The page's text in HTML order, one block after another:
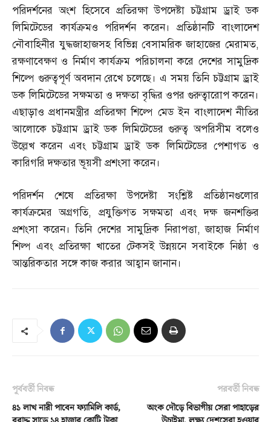
পরিদর্শনের অংশ হিসেবে প্রতিরক্ষা উপদেষ্টা চট্টগ্রাম ড্রাই ডক
লিমিটেডের কার্যক্রমও পরিদর্শন করেন। প্রতিষ্ঠানটি বাংলাদেশ
নৌবাহিনীর যুদ্ধজাহাজসহ বিভিন্ন বেসামরিক জাহাজের মেরামত,
রক্ষণাবেক্ষণ ও নির্মাণ কার্যক্রম পরিচালনা করে দেশের সামুদ্রিক
শিল্পে গুরুত্বপূর্ণ অবদান রেখে চলেছে। এ সময় তিনি চট্টগ্রাম ড্রাই
ডক লিমিটেডের সক্ষমতা ও দক্ষতা বৃদ্ধির ওপর গুরুত্বারোপ করেন।
এছাড়াও প্রধানমন্ত্রীর প্রতিরক্ষা শিল্পে মেড ইন বাংলাদেশ নীতির
আলোকে চট্টগ্রাম ড্রাই ডক লিমিটেডের গুরুত্ব অপরিসীম বলেও
উল্লেখ করেন এবং চট্টগ্রাম ড্রাই ডক লিমিটেডের পেশাগত ও
কারিগরি দক্ষতার ভূয়সী প্রশংসা করেন।
পরিদর্শন শেষে প্রতিরক্ষা উপদেষ্টা সংশ্লিষ্ট প্রতিষ্ঠানগুলোর
কার্যক্রমের অগ্রগতি, প্রযুক্তিগত সক্ষমতা এবং দক্ষ জনশক্তির
প্রশংসা করেন। তিনি দেশের সামুদ্রিক নিরাপত্তা,জাহাজ নির্মাণ
শিল্প এবং প্রতিরক্ষা খাতের টেকসই উন্নয়নে সবাইকে নিষ্ঠা ও
আন্তরিকতার সঙ্গে কাজ করার আহ্বান জানান।
পূর্ববর্তী নিবন্ধ
৪১ লাখ নারী পাবেন ফ্যামিলি কার্ড,
পরবর্তী নিবন্ধ
অংক দৌড়ে বিভাগীয় সেরা পাহাড়ের